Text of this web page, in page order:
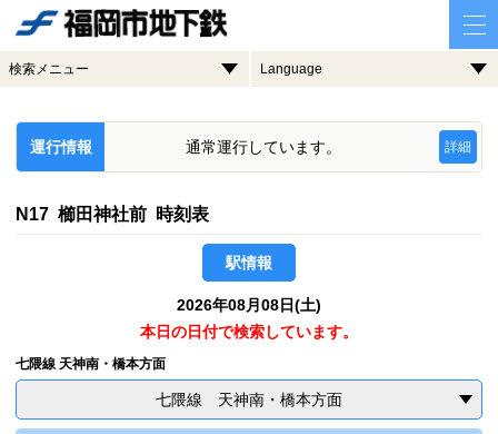
検索メニュー Language
運行情報 通常運行しています。 詳細
N17 櫛田神社前 時刻表
駅情報
2026年08月08日(土)
本日の日付で検索しています。
七隈線 天神南・橋本方面
七隈線 天神南・橋本方面